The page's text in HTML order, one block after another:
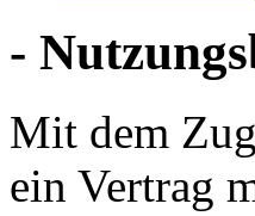
-
Mit dem
ein Vertrag